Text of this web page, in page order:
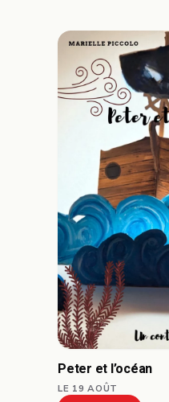
Peter et l’océan
LE 19 AOÛT